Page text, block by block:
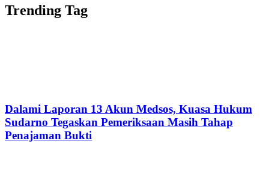
Trending Tag
Dalami Laporan 13 Akun Medsos, Kuasa Hukum
Sudarno Tegaskan Pemeriksaan Masih Tahap
Penajaman Bukti